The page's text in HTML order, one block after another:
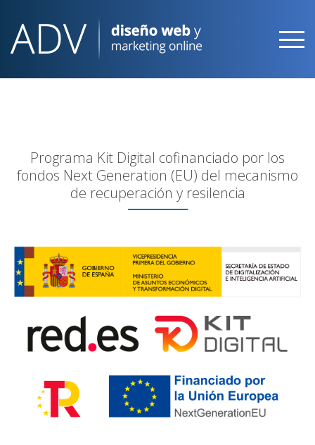
content
Programa Kit Digital cofinanciado por los
fondos Next Generation (EU) del mecanismo
de recuperación y resilencia